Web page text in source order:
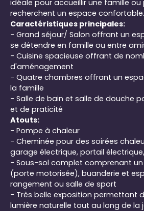
idéale pour accueillir une famille ou
recherchent un espace confortable.
Caractéristiques principales:
- Grand séjour/ Salon offrant un
se détendre en famille ou entre
- Cuisine spacieuse offrant de
d'aménagement
- Quatre chambres offrant un
la famille
- Salle de bain et salle de douche
et de praticité
Atouts:
- Pompe à chaleur
- Cheminée pour des soirées
garage électrique, portail
- Sous-sol complet comprenant
(porte motorisée), buanderie et
rangement ou salle de sport
- Très belle exposition permettant
lumière naturelle tout au long de la